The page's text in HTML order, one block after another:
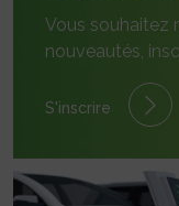
Vous souhaitez
nouveautés,
S'inscrire